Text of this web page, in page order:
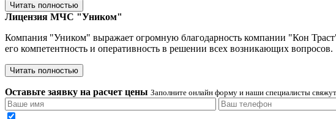
Читать полностью
Лицензия МЧС "Уником"
Компания "Уником" выражает огромную благодарность компании "Кон
его компетентность и оперативность в решении всех возникающих вопросов.
Читать полностью
Оставьте заявку на расчет цены Заполните онлайн форму и наши специалисты